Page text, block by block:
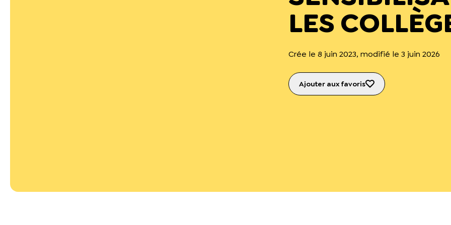
LES
Crée le 8 juin 2023, modifié le 3 juin 2026
Ajouter aux favoris